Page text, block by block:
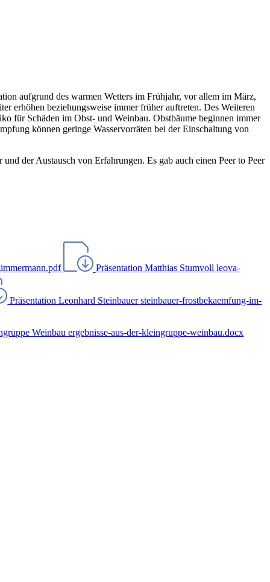
aufgrund des warmen Wetters im Frühjahr, vor allem im März,
erhöhen beziehungsweise immer früher auftreten. Des Weiteren
für Schäden im Obst- und Weinbau. Obstbäume beginnen immer
können geringe Wasservorräten bei der Einschaltung von
der Austausch von Erfahrungen. Es gab auch einen Peer to Peer
Präsentation Matthias Stumvoll leova-
Präsentation Leonhard Steinbauer steinbauer-frostbekaemfung-im-
Weinbau ergebnisse-aus-der-kleingruppe-weinbau.docx